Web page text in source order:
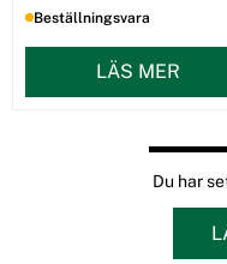
Beställningsvara
LÄS MER
Du har